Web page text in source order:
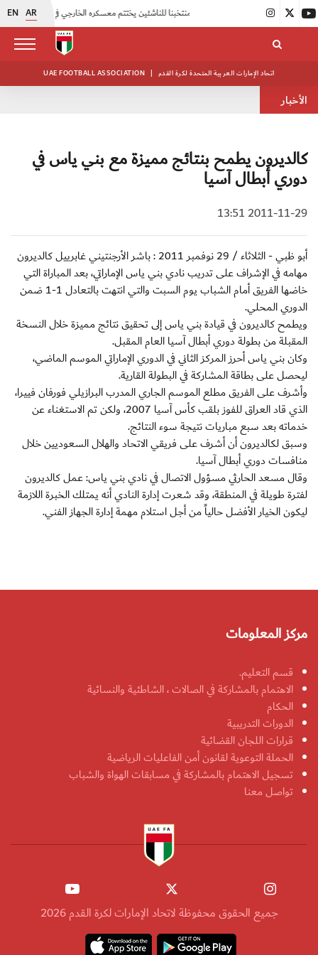
EN AR
اتحاد الكرة يُنظم ورشة عمل للمراقبين المعتمدين |
UAE FOOTBALL ASSOCIATION | اتحاد الإمارات العربية المتحدة لكرة القدم
الأخبار
كالديرون يطمح بنتائج مميزة مع بني ياس في
دوري أبطال آسيا
2011-11-29 13:51
أبو ظبي - الثلاثاء / 29 نوفمبر 2011 : باشر الأرجنتيني غابرييل كالديرون
مهامه في الإشراف على تدريب نادي بني ياس الإماراتي، بعد المباراة التي
خاضها الفريق أمام الشباب يوم السبت والتي انتهت بالتعادل 1-1 ضمن
الدوري المحلي.
ويطمح كالديرون في قيادة بني ياس إلى تحقيق نتائج مميزة خلال النسخة
المقبلة من بطولة دوري أبطال آسيا العام المقبل.
وكان بني ياس أحرز المركز الثاني في الدوري الإماراتي الموسم الماضي،
ليحصل على بطاقة المشاركة في البطولة القارية.
وأشرف على الفريق مطلع الموسم الجاري المدرب البرازيلي فورفان فييرا،
الذي قاد العراق للفوز بلقب كأس آسيا 2007، ولكن تم الاستغناء عن
خدماته بعد سبع مباريات نتيجة سوء النتائج.
وسبق لكالديرون أن أشرف على فريقي الاتحاد والهلال السعوديين خلال
منافسات دوري أبطال آسيا.
وقال مسعد الحارثي مسؤول الاتصال في نادي بني ياس: عمل كالديرون
لفترة طويلة في المنطقة، وقد شعرت إدارة النادي أنه يمتلك الخبرة اللازمة
ليكون الخيار الأفضل حالياً من أجل استلام مهمة إدارة الجهاز الفني.
مركز المعلومات
قسم التعليم.
الاهتمام بالمشاركة في الصالات ، الشاطئية والنسائية
الحكام
الدورات التدريبية
قرارات اللجان القضائية
الحملة التوعوية لقانون أمن الفاعليات الرياضية
تسجيل الاهتمام بالمشاركة في مسابقات الهواة والشباب
تواصل معنا
جميع الحقوق محفوظة لاتحاد الإمارات لكرة القدم 2026